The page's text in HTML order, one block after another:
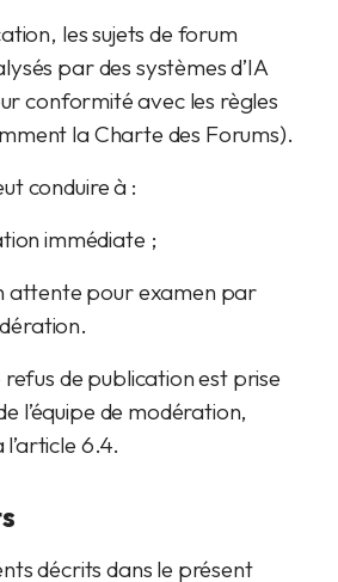
les sujets de forum
par des systèmes d’IA
conformité avec les règles
la Charte des Forums).
conduire à :
immédiate ;
attente pour examen par
refus de publication est prise
l’équipe de modération,
6.4.
décrits dans le présent